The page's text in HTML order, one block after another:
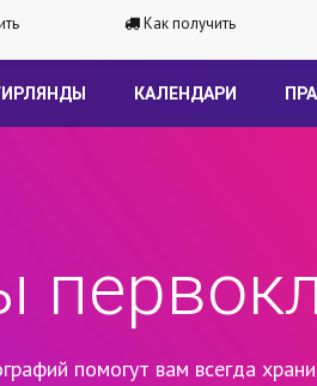
Как получить
КАЛЕНДАРИ
помогут вам всегда